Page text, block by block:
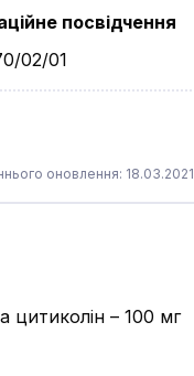
посвідчення
02/01
оновлення: 18.03.2021
цитиколін – 100 мг